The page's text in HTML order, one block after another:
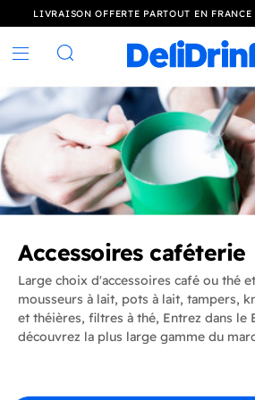
LIVRAISON OFFERTE PARTOUT EN
Rechercher
Accessoires caféterie
Large choix d'accessoires café ou thé
mousseurs à lait, pots à lait, tampers,
et théières, filtres à thé, Entrez dans le
découvrez la plus large gamme du